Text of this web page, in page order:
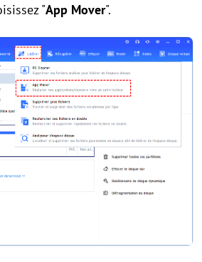
"App Mover".